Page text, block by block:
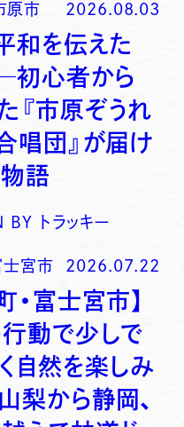
原市 2026.08.03
和を伝えた
初心者から
『市原ぞうれ
唱団』が届け
語
BY トラッキー
士宮市 2026.07.22
・富士宮市】
動で少しで
自然を楽しみ
梨から静岡、